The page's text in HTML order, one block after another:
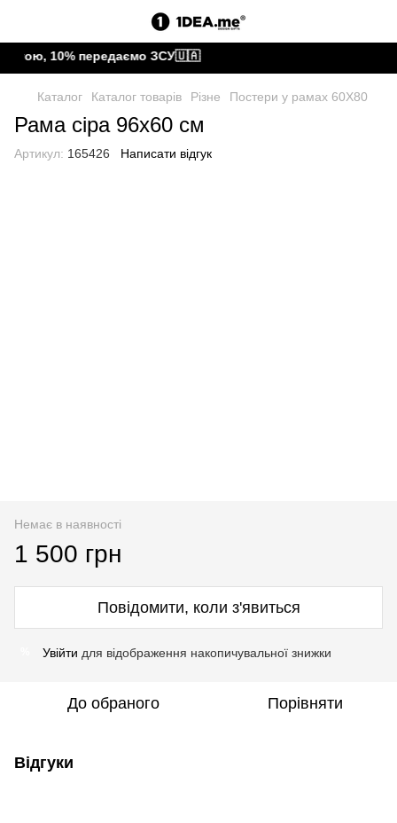
10% передаємо ЗСУ🇺🇦
Каталог Каталог товарів Різне Постери у рамах 60Х80
Рама сіра 96х60 см
Артикул: 165426 Написати відгук
Немає в наявності
1 500 грн
Повідомити, коли з'явиться
Увійти для відображення накопичувальної знижки
До обраного Порівняти
Відгуки